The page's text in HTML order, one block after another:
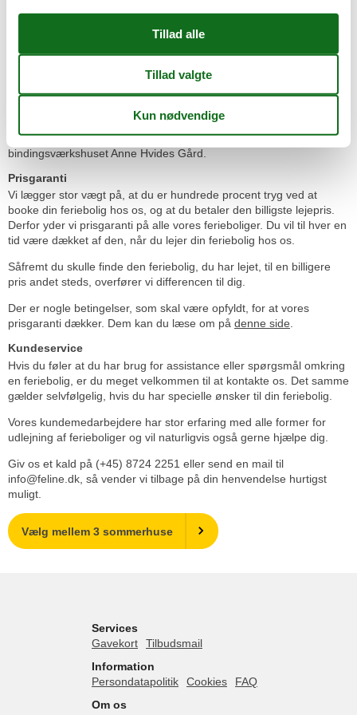
bindingsværkvandmølle.
Kajanlægget ved sundfærgen Helge ligger ved siden af
Christiansminde strand. Herfra kan I tage på små udflugter på
Området Christiansminde frister med en smuk park og skov til en
Hvis I er interesseret i Svendborgs historie, bør I se udstillingen i
bindingsværkshuset Anne Hvides Gård.
Prisgaranti
Vi lægger stor vægt på, at du er hundrede procent tryg ved at
booke din feriebolig hos os, og at du betaler den billigste lejepris.
Derfor yder vi prisgaranti på alle vores ferieboliger. Du vil til hver en
tid være dækket af den, når du lejer din feriebolig hos os.
Såfremt du skulle finde den feriebolig, du har lejet, til en billigere
pris andet steds, overfører vi differencen til dig.
Der er nogle betingelser, som skal være opfyldt, for at vores
prisgaranti dækker. Dem kan du læse om på denne side
Kundeservice
Hvis du føler at du har brug for assistance eller spørgsmål omkring
en feriebolig, er du meget velkommen til at kontakte os. Det samme
gælder selvfølgelig, hvis du har specielle ønsker til din feriebolig.
Vores kundemedarbejdere har stor erfaring med alle former for
udlejning af ferieboliger og vil naturligvis også gerne hjælpe dig.
Giv os et kald på (+45) 8724 2251 eller send en mail til
info@feline.dk, så vender vi tilbage på din henvendelse hurtigst
muligt.
Vælg mellem 3 sommerhuse
Services
Gavekort
Tilbudsmail
Information
Persondatapolitik
Cookies
FAQ
Om os